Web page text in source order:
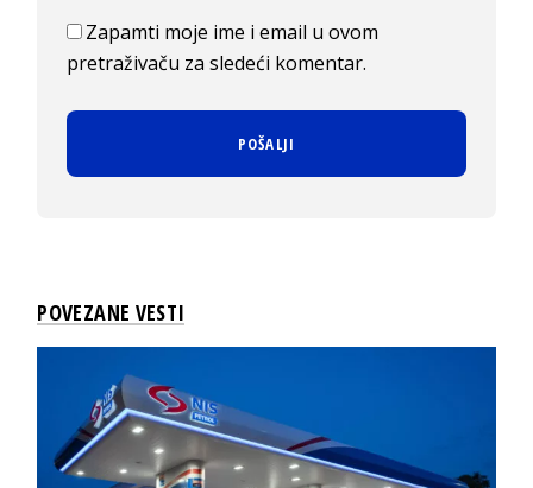
Zapamti moje ime i email u ovom
pretraživaču za sledeći komentar.
POVEZANE VESTI